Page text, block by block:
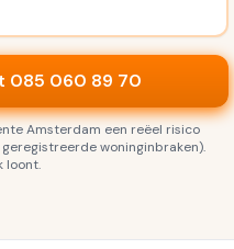
085 060 89 70
Amsterdam een reëel risico
geregistreerde woninginbraken).
loont.